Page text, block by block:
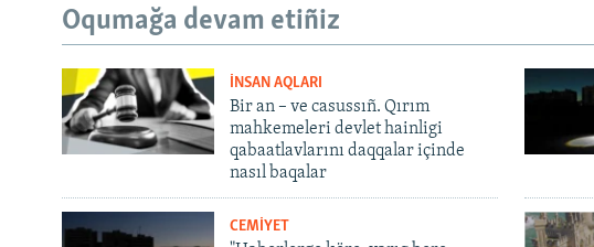
Oqumağa devam etiñiz
İNSAN AQLARI
Bir an – ve casussıñ. Qırım
mahkemeleri devlet hainligi
qabaatlavlarını daqqalar içinde
nasıl baqalar
CEMİYET